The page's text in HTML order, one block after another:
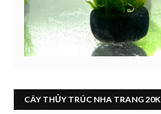
CÂY THỦY TRÚC NHA TRANG 20K